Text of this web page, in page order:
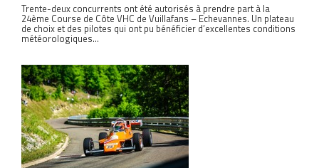
Trente-deux concurrents ont été autorisés à prendre part à la
24ème Course de Côte VHC de Vuillafans – Echevannes. Un plateau
de choix et des pilotes qui ont pu bénéficier d’excellentes conditions
météorologiques…